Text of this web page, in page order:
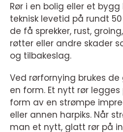
Rør i en bolig eller et
teknisk levetid på rundt
de få sprekker, rust,
røtter eller andre skader
og tilbakeslag.
Ved rørfornying brukes
en form. Et nytt rør
form av en strømpe
eller annen harpiks. Når
man et nytt, glatt rør på